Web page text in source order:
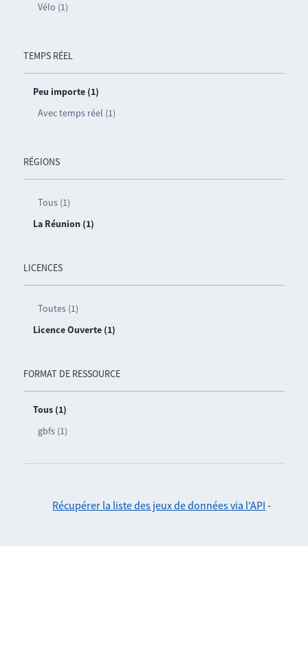
Vélo (1)
TEMPS RÉEL
Peu importe (1)
Avec temps réel (1)
RÉGIONS
Tous (1)
La Réunion (1)
LICENCES
Toutes (1)
Licence Ouverte (1)
FORMAT DE RESSOURCE
Tous (1)
gbfs (1)
Récupérer la liste des jeux de données via l'API -